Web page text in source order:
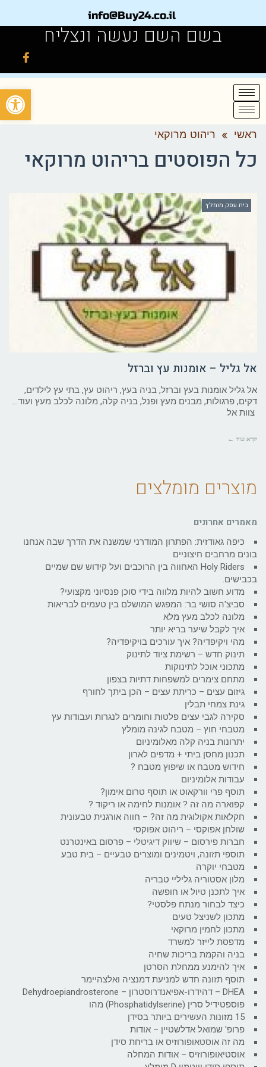
info@Buy24.co.il
בשם השם נעשה ונצליח
ראשי » ריהוט מרוקאי
כל הפוסטים בריהוט מרוקאי
בית עסק מומלץ
אל גליל – אומנות עץ וברזל
אל גליל אומנות בעץ וברזל, בניה בעץ, ריהוט עץ, בתי עץ לילדים,
דקים, פרגולות, מבנים מעץ ופנל, בניה קלה, מלונה לכלב מעץ ועוד…
צוות אל
קרא עוד ←
מוצרים מומלצים
מאמרים אחרונים
כיפה גאודזית: הפתרון המודרני שמשנה את הדרך שבה אנחנו
בונים מרחבים חיצוניים
Holy Riders האחווה בין הרוכבים ועל קידוש שם שמיים
בכבישים.
מדוע חשוב להיות מלווה בידי סוכן פנסיוני מקצועי?
סביצ'ה סושי בר: המפגש המושלם בין טעמים לבריאות
מלונה לכלב מעץ מלא
איך לקבל שיער בריא יותר
מהי ויקיפדיה? איך עורכים בויקיפדיה?
תינוק חדש – רשימת ציוד לתינוק
מתכוני אוכל לתינוקות
מתחם צימרים למשפחות דתיות בצפון
גיזום עצים – כריתת עצים – הכן ביתך לחורף
גינת צמחי תבלין
סקירה לגבי עצים פלטות וחומרים לנגרות ועבודות עץ
מטבחי חוץ – מטבח לגינה מומלץ
יתרונות בניה קלה מאלומיניום
תכנון מחסן ביתי + מדפים לארון
חידוש מטבח או שיפוץ מטבח ?
עבודות אלומיניום
תוסף פרי וורקאוט או תוסף טרום אימון?
קפוארה מה זה ? אומנות לחימה או ריקוד ?
חקלאות אקולוגית מה זה? – חווה אורגנית טבעונית
שולחן אפוקסי – ריהוט אפוקסי
חברות פירסום – שיווק דיגיטלי – פרסום באינטרנט
תוספי תזונה, ויטמינים ומוצרים טבעיים – בית טבע
מטבחי יוקרה
מלון אסטוריה גליליי טבריה
איך לתכנן טיול או חופשה
כיצד לבחור מנתח פלסטי?
מתכון לשניצל טעים
מתכון לחמין מרוקאי
מדפסת לייזר למשרד
בניה והקמת בריכות שחיה
איך להימנע ממחלת הסרטן
תוסף תזונה חדש למניעת דמנציה ואלצהיימר
DHEA – דהידרו-אפיאנדרוסטרון – Dehydroepiandrosterone
פוספטידיל סרין (Phosphatidylserine) מהו
15 מזונות העשירים ביותר בסידן
פרופ' שמואל אדלשטיין – אודות
מה זה אוסטאופורוזיס או בריחת סידן
אוסטיאופורוזיס – אודות המחלה